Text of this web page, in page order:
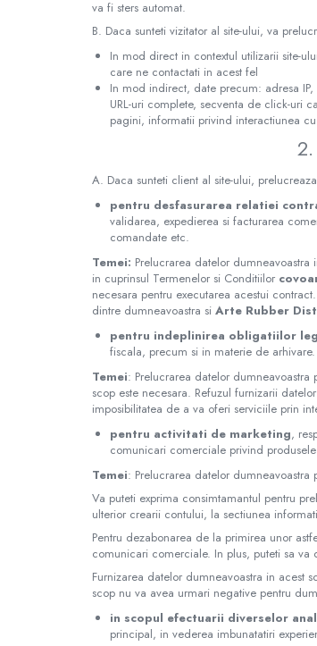
va fi sters automat.
B. Daca sunteti vizitator al site-ului, va
In mod direct in contextul utilizarii site-
care ne contactati in acest fel
In mod indirect, date precum: adresa
URL-uri complete, secventa de click-uri
pagini, informatii privind interactiunea
A. Daca sunteti client al site-ului,
pentru desfasurarea relatiei
validarea, expedierea si facturarea
comandate etc.
Temei: Prelucrarea datelor
in cuprinsul Termenelor si Conditiilor
necesara pentru executarea acestui
dintre dumneavoastra si Arte Rubber
pentru indeplinirea obligatiilor
fiscala, precum si in materie de arhivare.
Temei: Prelucrarea datelor
scop este necesara. Refuzul furnizarii
imposibilitatea de a va oferi serviciile prin
pentru activitati de marketing,
comunicari comerciale privind
Temei: Prelucrarea datelor
Va puteti exprima consimtamantul pentru
ulterior crearii contului, la sectiunea
Pentru dezabonarea de la primirea unor
comunicari comerciale. In plus, puteti sa
Furnizarea datelor dumneavoastra in acest
scop nu va avea urmari negative pentru
in scopul efectuarii diverselor
principal, in vederea imbunatatiri